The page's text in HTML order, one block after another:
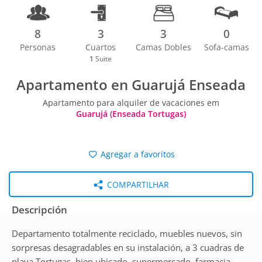
8
Personas
3
Cuartos
1 Suite
3
Camas Dobles
0
Sofa-camas
Apartamento en Guarujá Enseada
Apartamento para alquiler de vacaciones em
Guarujá (Enseada Tortugas)
Agregar a favoritos
COMPARTILHAR
Descripción
Departamento totalmente reciclado, muebles nuevos, sin
sorpresas desagradables en su instalación, a 3 cuadras de